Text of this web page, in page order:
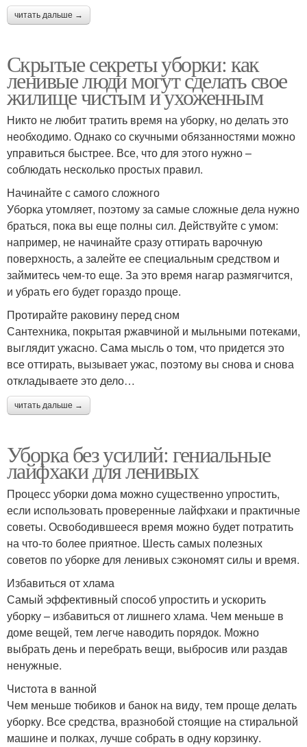
читать дальше →
Скрытые секреты уборки: как
ленивые люди могут сделать свое
жилище чистым и ухоженным
Никто не любит тратить время на уборку, но делать это
необходимо. Однако со скучными обязанностями можно
управиться быстрее. Все, что для этого нужно –
соблюдать несколько простых правил.
Начинайте с самого сложного
Уборка утомляет, поэтому за самые сложные дела нужно
браться, пока вы еще полны сил. Действуйте с умом:
например, не начинайте сразу оттирать варочную
поверхность, а залейте ее специальным средством и
займитесь чем-то еще. За это время нагар размягчится,
и убрать его будет гораздо проще.
Протирайте раковину перед сном
Сантехника, покрытая ржавчиной и мыльными потеками,
выглядит ужасно. Сама мысль о том, что придется это
все оттирать, вызывает ужас, поэтому вы снова и снова
откладываете это дело…
читать дальше →
Уборка без усилий: гениальные
лайфхаки для ленивых
Процесс уборки дома можно существенно упростить,
если использовать проверенные лайфхаки и практичные
советы. Освободившееся время можно будет потратить
на что-то более приятное. Шесть самых полезных
советов по уборке для ленивых сэкономят силы и время.
Избавиться от хлама
Самый эффективный способ упростить и ускорить
уборку – избавиться от лишнего хлама. Чем меньше в
доме вещей, тем легче наводить порядок. Можно
выбрать день и перебрать вещи, выбросив или раздав
ненужные.
Чистота в ванной
Чем меньше тюбиков и банок на виду, тем проще делать
уборку. Все средства, вразнобой стоящие на стиральной
машине и полках, лучше собрать в одну корзинку.